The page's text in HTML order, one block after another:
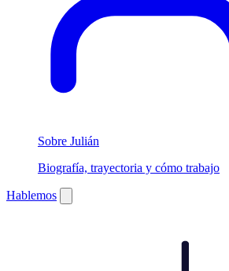
Sobre Julián
Biografía, trayectoria y cómo trabajo
Hablemos